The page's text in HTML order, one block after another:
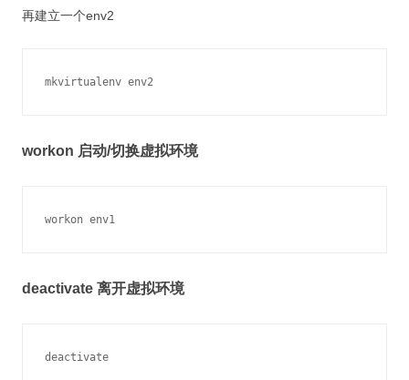
再建立一个env2
workon 启动/切换虚拟环境
deactivate 离开虚拟环境